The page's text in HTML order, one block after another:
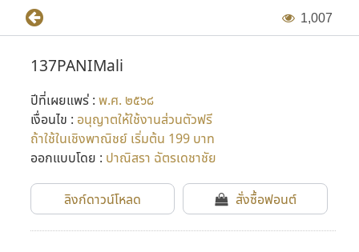
1,007
137PANIMali
ปีที่เผยแพร่ : พ.ศ. ๒๕๖๘
เงื่อนไข : อนุญาตให้ใช้งานส่วนตัวฟรี
ถ้าใช้ในเชิงพาณิชย์ เริ่มต้น 199 บาท
ออกแบบโดย : ปาณิสรา ฉัตรเดชาชัย
ลิงก์ดาวน์โหลด สั่งซื้อฟอนต์